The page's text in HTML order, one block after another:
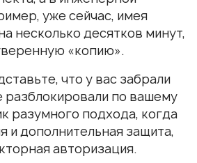
уже сейчас, имея
несколько десятков минут,
«копию».
что у вас забрали
разблокировали по вашему
разумного подхода, когда
и дополнительная защита,
авторизация.